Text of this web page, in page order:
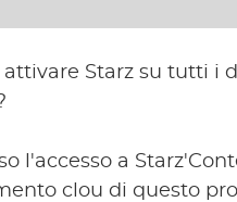
Starz su tutti i
l'accesso a
clou di questo